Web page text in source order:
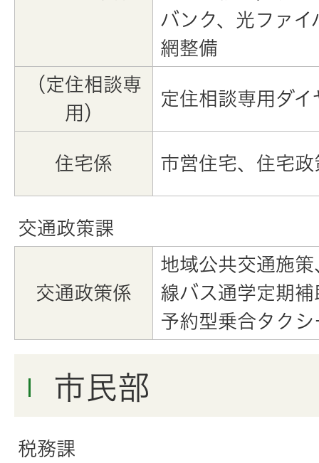
バンク、光ファイ
網整備
（定住相談専
用）
定住相談専用ダイ
住宅係 市営住宅、住宅政
交通政策課
交通政策係
地域公共交通施策
線バス通学定期補
予約型乗合タクシ
市民部
税務課